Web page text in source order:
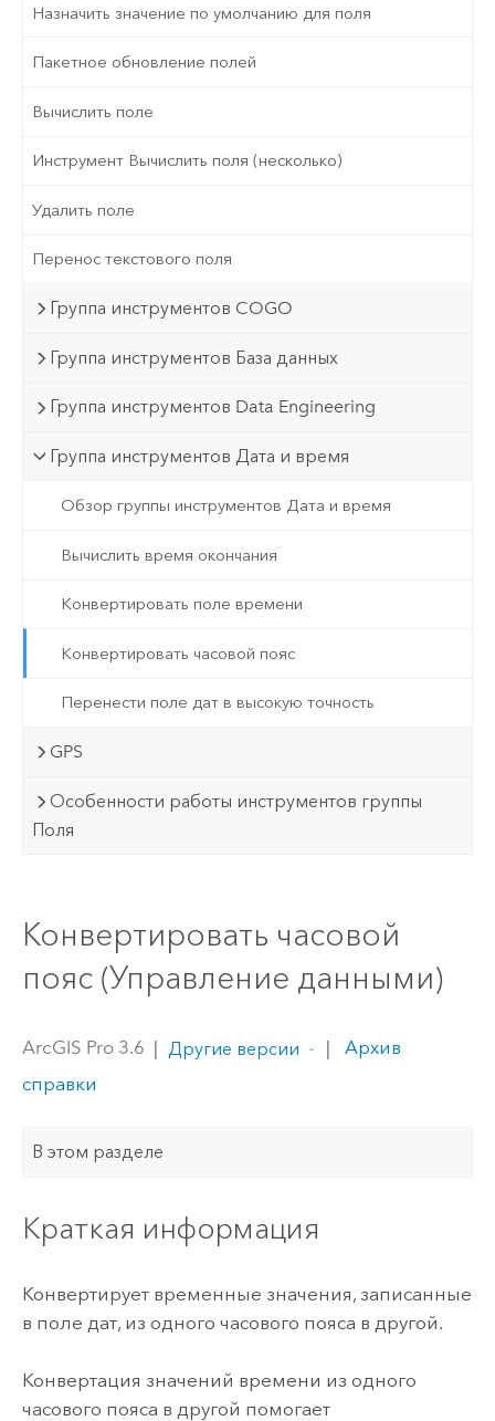
Назначить значение по умолчанию для поля
Пакетное обновление полей
Вычислить поле
Инструмент Вычислить поля (несколько)
Удалить поле
Перенос текстового поля
Группа инструментов COGO
Группа инструментов База данных
Группа инструментов Data Engineering
Группа инструментов Дата и время
Обзор группы инструментов Дата и время
Вычислить время окончания
Конвертировать поле времени
Конвертировать часовой пояс
Перенести поле дат в высокую точность
GPS
Особенности работы инструментов группы
Поля
Конвертировать часовой
пояс (Управление данными)
ArcGIS Pro 3.6 | Другие версии |
Архив
справки
В этом разделе
Краткая информация
Конвертирует временные значения, записанные
в поле дат, из одного часового пояса в другой.
Конвертация значений времени из одного
часового пояса в другой помогает